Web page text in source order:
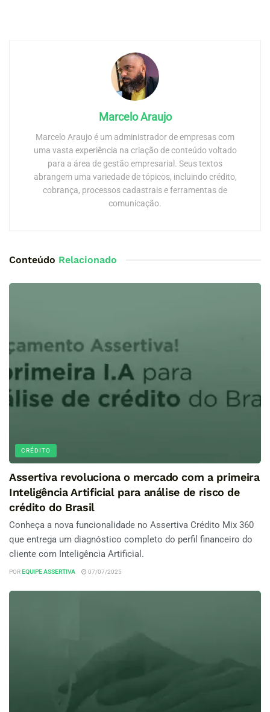
Marcelo Araujo
Marcelo Araujo é um administrador de empresas com
uma vasta experiência na criação de conteúdo voltado
para a área de gestão empresarial. Seus textos
abrangem uma variedade de tópicos, incluindo crédito,
cobrança, processos cadastrais e ferramentas de
comunicação.
Conteúdo Relacionado
CRÉDITO
Assertiva revoluciona o mercado com a primeira
Inteligência Artificial para análise de risco de
crédito do Brasil
Conheça a nova funcionalidade no Assertiva Crédito Mix 360
que entrega um diagnóstico completo do perfil financeiro do
cliente com Inteligência Artificial.
POR EQUIPE ASSERTIVA 07/07/2025